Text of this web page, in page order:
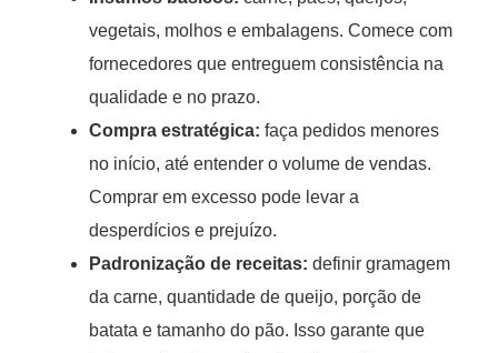
vegetais, molhos e embalagens. Comece com
fornecedores que entreguem consistência na
qualidade e no prazo.
Compra estratégica: faça pedidos menores
no início, até entender o volume de vendas.
Comprar em excesso pode levar a
desperdícios e prejuízo.
Padronização de receitas: definir gramagem
da carne, quantidade de queijo, porção de
batata e tamanho do pão. Isso garante que